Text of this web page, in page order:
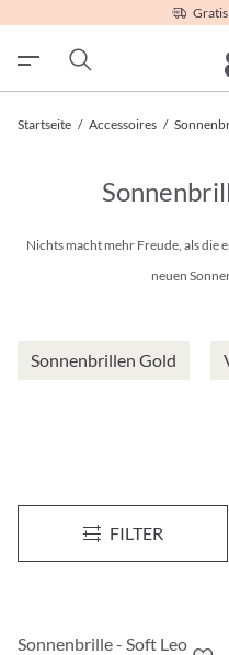
Startseite / Accessoires /
Nichts macht mehr Freude, als die
neuen
Sonnenbrillen Gold
FILTER
Sonnenbrille - Cool Classic
Sonnenbrille - Soft Leo